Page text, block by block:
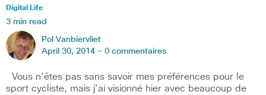
Digital Life
3 min read
Pol Vanbiervliet
April 30, 2014 - 0 commentaires
Vous n’êtes pas sans savoir mes préférences pour le
sport cycliste, mais j’ai visionné hier avec beaucoup de